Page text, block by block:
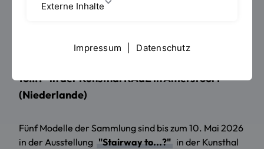
to...?" in der Kunsthal KAdE in Amersfoort
(Niederlande)
Fünf Modelle der Sammlung sind bis zum 10. Mai 2026
in der Ausstellung "Stairway to...?" in der Kunsthal
Externe Inhalte
Impressum Datenschutz